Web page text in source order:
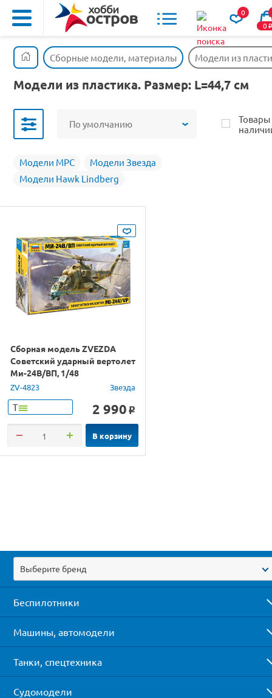
0
0o
Сборные модели, материалы Модели из
Модели из пластика. Размер: L=44,7 см
По умолчанию
Товары
Модели MPC
Модели Звезда
Модели Hawk Lindberg
Сборная модель ZVEZDA
Советский ударный вертолет
Ми-24В/ВП, 1/48
ZV-4823 Звезда
Т 2 990 o
В корзину
Выберите бренд
Беспилотники
Машины, автомодели
Танки, спецтехника
Судомодели